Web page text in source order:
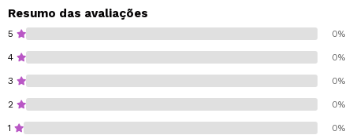
Resumo das avaliações
5 0%
4 0%
3 0%
2 0%
1 0%